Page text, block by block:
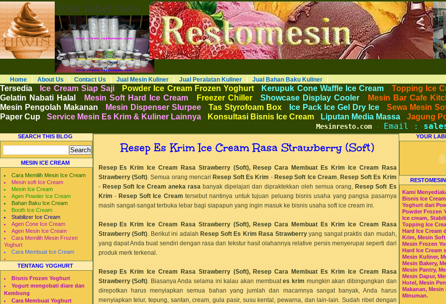
Your label here RESTO MESIN RESTO ALAT BAHAN BAKU KULINER RESTORAN DAPUR MESINRESTO RESTOMESIN HI-WIN ICE CREAM
Distributor Agen Jual Aneka Mesin Alat Peralatan Bahan Baku Memproduksi Mengolah Menyimpan Mengemas Menyajikan Makanan Minuman untuk Dapur Kuliner untuk
Cafe Hotel Restoran Pastry Bakery Food and Beverage. Distributor Agen Jual Aneka Mesin dan Bahan Baku Ice Cream Es Krim Gelato Frozen Yoghurt. Pusat Pelatihan dan
Pengembangan Entrepreneurship Kewirausahaan Peluang Usaha Bisnis UKM. Tips Resep Cara Memasak Membuat Jajanan Masakan Makanan Minuman Kue Roti Cake.
Home About Us Contact Us Jual Mesin Kuliner Jual Peralatan Kuliner Jual Bahan Baku Kuliner
Tersedia : Ice Cream Siap Saji- Powder Ice Cream Frozen Yoghurt - Kerupuk Cone Waffle Ice Cream - Topping Ice
Gelatin Nabati Halal
- Mesin Soft Hard Ice Cream- Freezer Chiller-Showcase Display Cooler - Mesin Bar Cafe
Mesin Pengolah Makanan - Mesin Dispenser Slurpee - Tas Styrofoam Box - Ice Pack Ice Gel Dry Ice - Sewa Mesin
Paper Cup - Service Mesin Es Krim & Kuliner Lainnya - Konsultasi Bisnis Ice Cream - Liputan Media Massa - Jagung
Mesinresto.com-Email :
SEARCH THIS BLOG
MESIN ICE CREAM
Cara Memilih Mesin Ice Cream
Mesin soft Ice Cream
Mesin Ice Cream
Agen Powder Ice Cream
Bahan Baku Ice Cream
Booth Ice Cream
Stabilizer Ice Cream
Agen Cone Ice Cream
Agen Mesin Ice Cream
Cara Memilih Mesin Frozen
Yoghurt
Cara Membuat Ice Cream
TENTANG YOGHURT
Bisnis Frozen Yoghurt
Yogurt mengobati diare dan
Kembung
Cara Membuat Yoghurt
Resep Es Krim Ice Cream Rasa Strawberry (Soft)
Resep Es Krim Ice Cream Rasa Strawberry (Soft),Resep Cara Membuat Es Krim Ice Cream Rasa
Strawberry (Soft). Semua orang mencariResep Soft Es Krim -Resep Soft Ice Cream ,Resep Soft Es Krim
- Resep Soft Ice Cream aneka rasa banyak dipelajari dan dipraktekkan oleh semua orang,Resep Soft Es
Krim -Resep Soft Ice Cream tersebut nantinya untuk tujuan peluang bisnis usaha yang pangsa pasarnya
masih sangat-sangat terbuka lebar bagi siapapun yang ingin masuk ke bisnis usaha soft ice cream ini.
Resep Es Krim Ice Cream Rasa Strawberry (Soft),Resep Cara Membuat Es Krim Ice Cream Rasa
Strawberry (Soft) Berikut ini adalahResep Soft Es Krim Rasa Strawberryyang sangat praktis dan mudah,
yang dapat Anda buat sendiri dengan rasa dan tekstur hasil olahannya relative persis menyerupai seperti dari
produk merk terkenal.
Resep Es Krim Ice Cream Rasa Strawberry (Soft),Resep Cara Membuat Es Krim Ice Cream Rasa
Strawberry (Soft) Biasanya Anda selama ini kalau akan membuates krim mungkin akan dibingungkan dan
direpotkan harus menyiapkan semua bahan yang jumlah dan macamnya sangat banyak, Anda harus
menyiapkan telur, tepung, santan, cream, gula pasir, susu kental, pewarna, dan lain-lain. Sudah ribet dengan
YOUR
Kami
Bisnis Ice
Yoghurt dari
Powder Frozen
Ice cream,
Topping Ice
Hard Ice Cream
Krim, Mesin Soft
Mesin Frozen
Hard Ice Cream
Mesin Kuliner,
Mesin Bakery,
Mesin Pantry,
Mesin Dapur,
Hotel, Mesin
Makanan, Mesin
Minuman.